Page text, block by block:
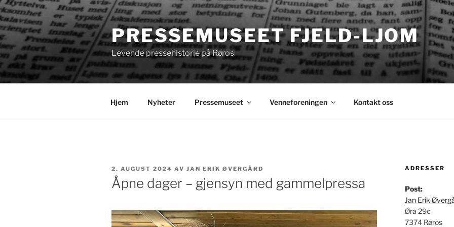
Gå
til
innhold
PRESSEMUSEET FJELD-LJOM
Levende pressehistorie på Røros
Hjem Nyheter Pressemuseet Venneforeningen Kontakt oss
PUBLISERT
2. AUGUST 2024 AV JAN ERIK ØVERGÅRD
Åpne dager – gjensyn med gammelpressa
ADRESSER
Post:
Jan Erik
Øra 29c
7374 Røros